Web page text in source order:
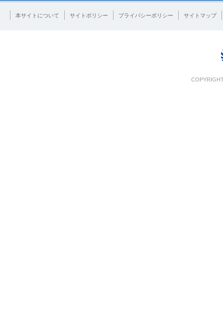
本サイトについて サイトポリシー プライバシーポリシー サイトマップ